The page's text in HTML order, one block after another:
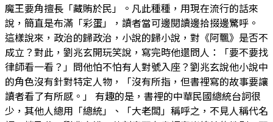
魔王要角擅長「藏賄於民」。凡此種種，用現在流行的話來
說，簡直是布滿「彩蛋」，讀者當可邊閱讀邊拾掇邊驚呼。
這樣說來，政治的歸政治，小說的歸小說，對《阿飄》是否不
成立？對此，劉兆玄開玩笑說，寫完時他還問人：「要不要找
律師看一看？」問他怕不怕有人對號入座？劉兆玄說他小說中
的角色沒有針對特定人物，「沒有所指，但書裡寫的故事要讓
讀者看了有所感。」 有趣的是，書裡的中華民國總統台詞很
少，其他人總用「總統」、「大老闆」稱呼之，不見人稱代名